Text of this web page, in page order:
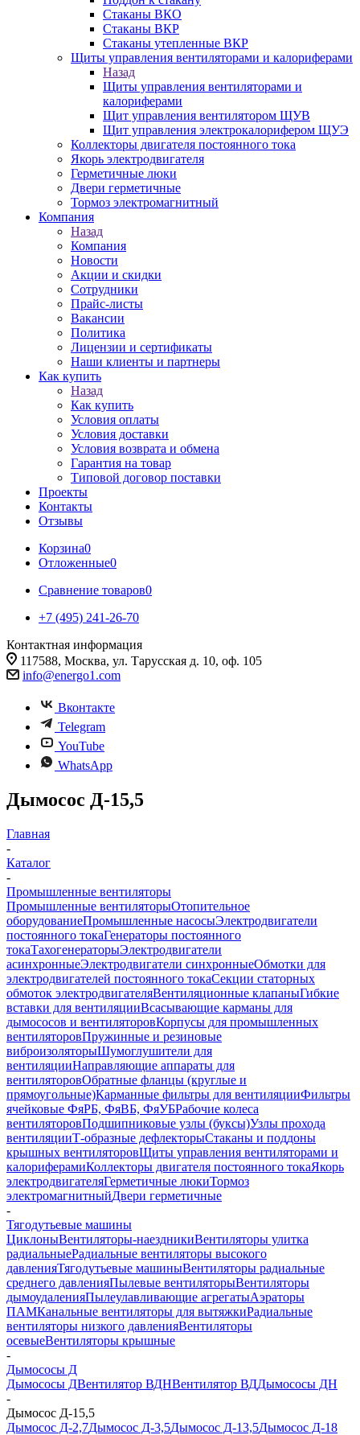
Стаканы ВКО
Стаканы ВКР
Стаканы утепленные ВКР
Щиты управления вентиляторами и калориферами
Назад
Щиты управления вентиляторами и
калориферами
Щит управления вентилятором ЩУВ
Щит управления электрокалорифером ЩУЭ
Коллекторы двигателя постоянного тока
Якорь электродвигателя
Герметичные люки
Двери герметичные
Тормоз электромагнитный
Компания
Назад
Компания
Новости
Акции и скидки
Сотрудники
Прайс-листы
Вакансии
Политика
Лицензии и сертификаты
Наши клиенты и партнеры
Как купить
Назад
Как купить
Условия оплаты
Условия доставки
Условия возврата и обмена
Гарантия на товар
Типовой договор поставки
Проекты
Контакты
Отзывы
Корзина0
Отложенные0
Сравнение товаров0
+7 (495) 241-26-70
Контактная информация
117588, Москва, ул. Тарусская д. 10, оф. 105
info@energo1.com
Вконтакте
Telegram
YouTube
WhatsApp
Дымосос Д-15,5
Главная
-
Каталог
-
Промышленные вентиляторы
Промышленные вентиляторыОтопительное
оборудованиеПромышленные насосыЭлектродвигатели
постоянного токаГенераторы постоянного
токаТахогенераторыЭлектродвигатели
асинхронныеЭлектродвигатели синхронныеОбмотки для
электродвигателей постоянного токаСекции статорных
обмоток электродвигателяВентиляционные клапаныГибкие
вставки для вентиляцииВсасывающие карманы для
дымососов и вентиляторовКорпусы для промышленных
вентиляторовПружинные и резиновые
виброизоляторыШумоглушители для
вентиляцииНаправляющие аппараты для
вентиляторовОбратные фланцы (круглые и
прямоугольные)Карманные фильтры для вентиляцииФильтры
ячейковые ФяРБ, ФяВБ, ФяУБРабочие колеса
вентиляторовПодшипниковые узлы (буксы)Узлы прохода
вентиляцииТ-образные дефлекторыСтаканы и поддоны
крышных вентиляторовЩиты управления вентиляторами и
калориферамиКоллекторы двигателя постоянного токаЯкорь
электродвигателяГерметичные люкиТормоз
электромагнитныйДвери герметичные
-
Тягодутьевые машины
ЦиклоныВентиляторы-наездникиВентиляторы улитка
радиальныеРадиальные вентиляторы высокого
давленияТягодутьевые машиныВентиляторы радиальные
среднего давленияПылевые вентиляторыВентиляторы
дымоудаленияПылеулавливающие агрегатыАэраторы
ПАМКанальные вентиляторы для вытяжкиРадиальные
вентиляторы низкого давленияВентиляторы
осевыеВентиляторы крышные
-
Дымососы Д
Дымососы ДВентилятор ВДНВентилятор ВДДымососы ДН
-
Дымосос Д-15,5
Дымосос Д-2,7Дымосос Д-3,5Дымосос Д-13,5Дымосос Д-18